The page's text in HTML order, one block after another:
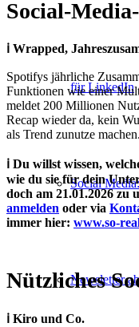
für LinkedIn
Social
Newsletter
Social-
ℹ️ Wrapped,
Spotifys jährliche
Funktionen wie einer
meldet200 Millionen
Recap wieder da, kein
als Trend zunutze machen.
ℹ️ Du willst wissen,
wie du sie für dein
doch am 21.01.2026 zu
anmelden oder via
immer hier: www.so-
Nützliches
ℹ️ Kiro und Co.